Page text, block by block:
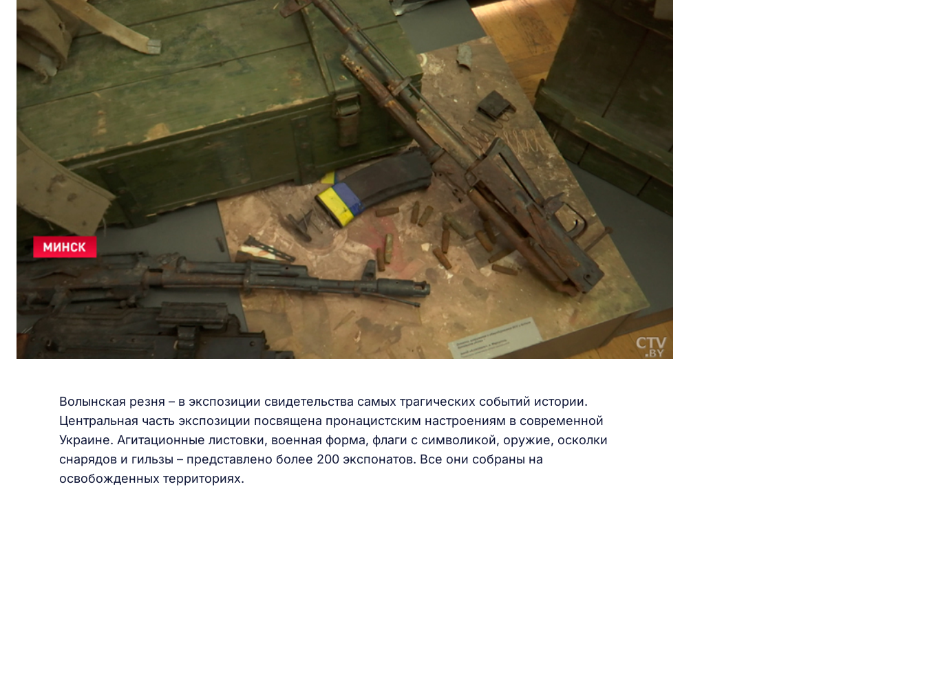
Волынская резня – в экспозиции свидетельства самых трагических событий истории.
Центральная часть экспозиции посвящена пронацистским настроениям в современной
Украине. Агитационные листовки, военная форма, флаги с символикой, оружие, осколки
снарядов и гильзы – представлено более 200 экспонатов. Все они собраны на
освобожденных территориях.